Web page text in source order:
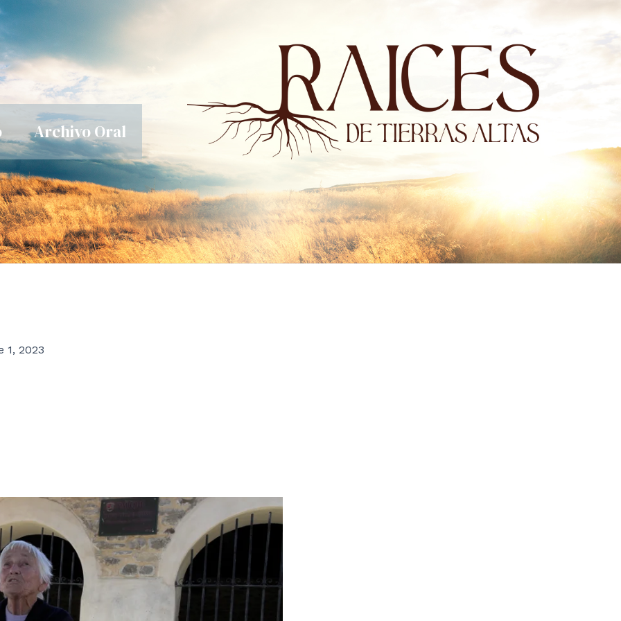
Archivo Oral
1, 2023